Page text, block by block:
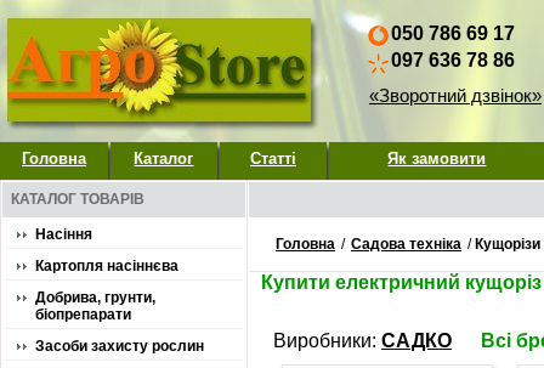
050 786 69 17
097 636 78 86
«Зворотний дзвінок»
Головна Каталог Статті Як замовити
КАТАЛОГ ТОВАРІВ
Насіння
Картопля насіннєва
Добрива, грунти,
біопрепарати
Засоби захисту рослин
Головна / Садова техніка / Кущорізи
Купити електричний
Виробники: САДКО Всі